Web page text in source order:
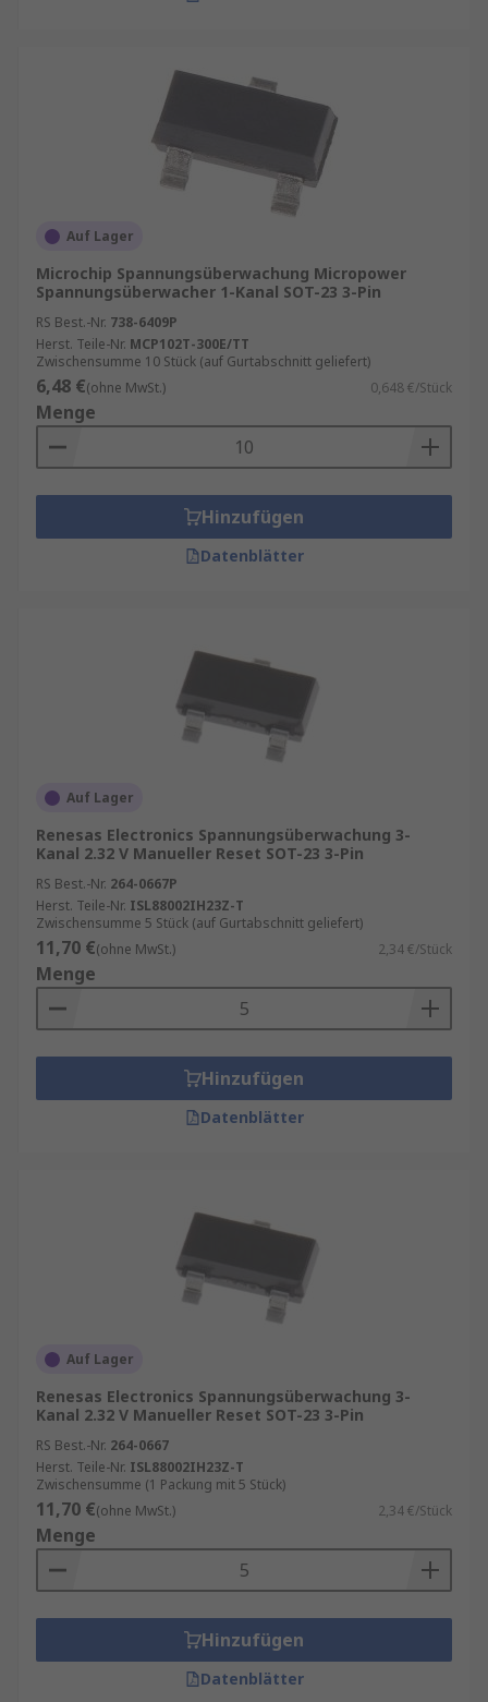
Auf Lager
Microchip Spannungsüberwachung Micropower
Spannungsüberwacher 1-Kanal SOT-23 3-Pin
RS Best.-Nr. 738-6409P
Herst. Teile-Nr. MCP102T-300E/TT
Zwischensumme 10 Stück (auf Gurtabschnitt geliefert)
6,48 €(ohne MwSt.) 0,648 €/Stück
Menge
Hinzufügen
Datenblätter
Auf Lager
Renesas Electronics Spannungsüberwachung 3-
Kanal 2.32 V Manueller Reset SOT-23 3-Pin
RS Best.-Nr. 264-0667P
Herst. Teile-Nr. ISL88002IH23Z-T
Zwischensumme 5 Stück (auf Gurtabschnitt geliefert)
11,70 €(ohne MwSt.) 2,34 €/Stück
Menge
Hinzufügen
Datenblätter
Auf Lager
Renesas Electronics Spannungsüberwachung 3-
Kanal 2.32 V Manueller Reset SOT-23 3-Pin
RS Best.-Nr. 264-0667
Herst. Teile-Nr. ISL88002IH23Z-T
Zwischensumme (1 Packung mit 5 Stück)
11,70 €(ohne MwSt.) 2,34 €/Stück
Menge
Hinzufügen
Datenblätter